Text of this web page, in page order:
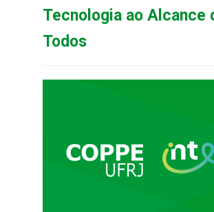
Tecnologia ao Alcance
Todos